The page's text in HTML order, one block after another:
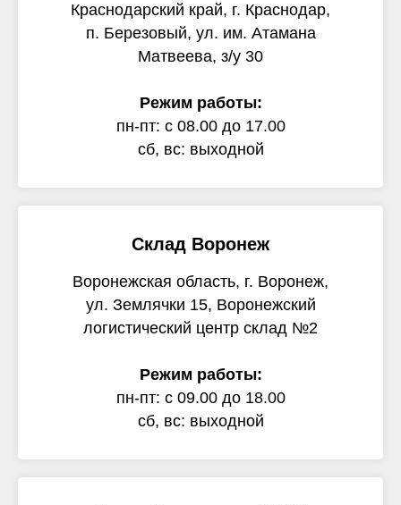
Краснодарский край, г. Краснодар,
п. Березовый, ул. им. Атамана
Матвеева, з/у 30
Режим работы:
пн-пт: с 08.00 до 17.00
сб, вс: выходной
Склад Воронеж
Воронежская область, г. Воронеж,
ул. Землячки 15, Воронежский
логистический центр склад №2
Режим работы:
пн-пт: с 09.00 до 18.00
сб, вс: выходной